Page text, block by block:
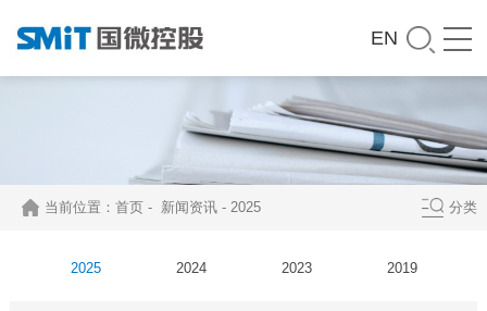
EN
当前位置： 首页- 新闻资讯- 2025 分类
2025 2024 2023 2019